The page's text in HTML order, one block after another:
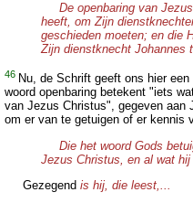
De openbaring van
heeft, om Zijn
geschieden moeten; en die
Zijn dienstknecht Johannes
46 Nu, de Schrift geeft ons hier
woord openbaring betekent "iets
van Jezus Christus", gegeven aan
om er van te getuigen of er kennis
Die het woord Gods
Jezus Christus, en al wat hij
Gezegend is hij, die leest,...